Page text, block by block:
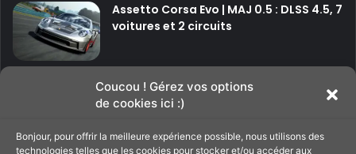
Coucou ! Gérez vos options
de cookies ici :)
Bonjour, pour offrir la meilleure expérience possible, nous utilisons des
technologies telles que les cookies pour stocker et/ou accéder aux
Assetto Corsa Evo | MAJ 0.5 : DLSS 4.5, 7
voitures et 2 circuits
P
a
e
P
e
Soutenir le site